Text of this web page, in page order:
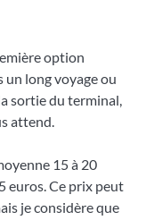
option
un long voyage ou
sortie du terminal,
attend.
15 à 20
euros. Ce prix peut
je considère que